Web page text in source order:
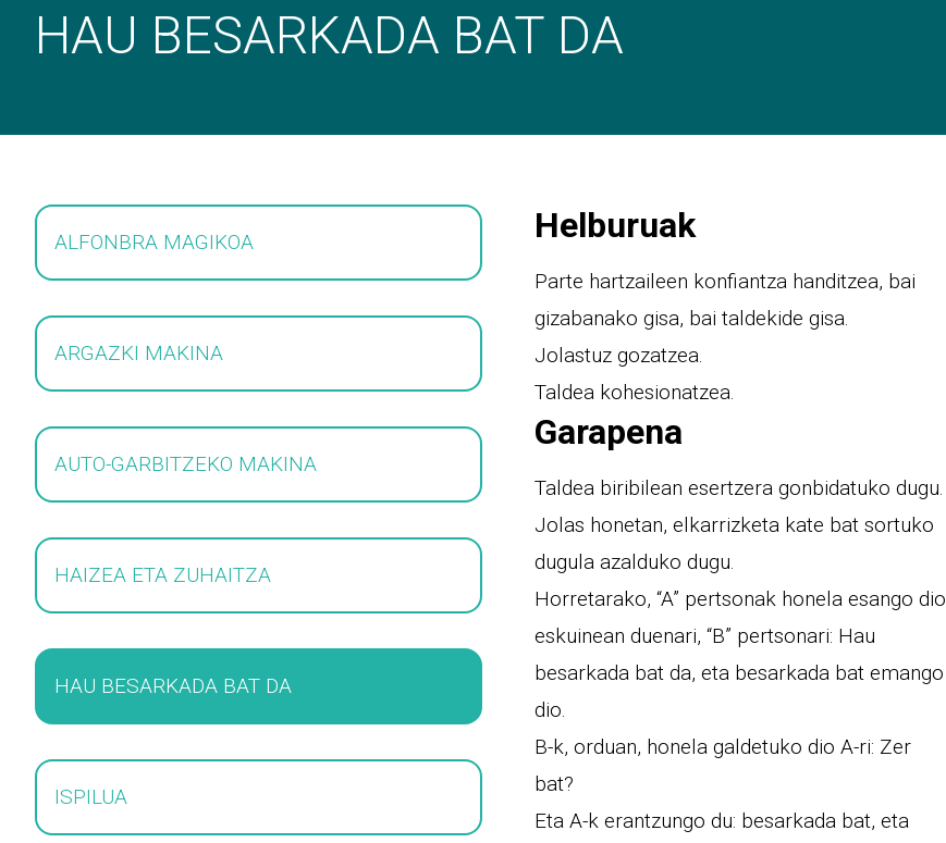
HAU BESARKADA BAT DA
ALFONBRA MAGIKOA
ARGAZKI MAKINA
AUTO-GARBITZEKO MAKINA
HAIZEA ETA ZUHAITZA
HAU BESARKADA BAT DA
ISPILUA
Helburuak
Parte hartzaileen konfiantza handitzea, bai
gizabanako gisa, bai taldekide gisa.
Jolastuz gozatzea.
Taldea kohesionatzea.
Garapena
Taldea biribilean esertzera gonbidatuko dugu.
Jolas honetan, elkarrizketa kate bat sortuko
dugula azalduko dugu.
Horretarako, “A” pertsonak honela esango dio
eskuinean duenari, “B” pertsonari: Hau
besarkada bat da, eta besarkada bat emango
dio.
B-k, orduan, honela galdetuko dio A-ri: Zer
bat?
Eta A-k erantzungo du: besarkada bat, eta